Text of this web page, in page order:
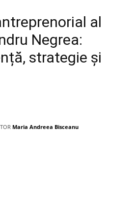
al
Negrea:
strategie și
Maria Andreea Bisceanu